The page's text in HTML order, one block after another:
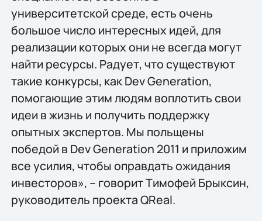
университетской среде, есть очень
большое число интересных идей, для
реализации которых они не всегда могут
найти ресурсы. Радует, что существуют
такие конкурсы, как Dev Generation,
помогающие этим людям воплотить свои
идеи в жизнь и получить поддержку
опытных экспертов. Мы польщены
победой в Dev Generation 2011 и приложим
все усилия, чтобы оправдать ожидания
инвесторов», – говорит Тимофей Брыксин,
руководитель проекта QReal.